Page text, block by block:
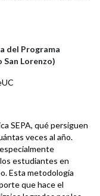
del Programa
Lorenzo)
SEPA, qué persiguen
veces al año.
estudiantes en
Esta metodología
que hace el